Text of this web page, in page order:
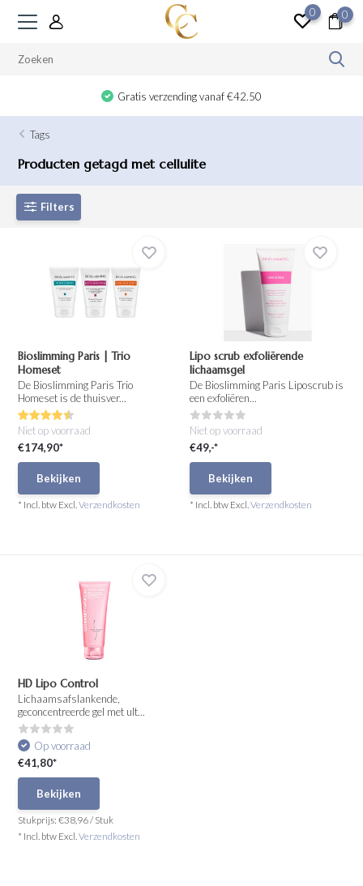
0 0
Gratis verzending vanaf €42.50
Tags
Producten getagd met cellulite
Filters
Bioslimming Paris | Trio
Homeset
De Bioslimming Paris Trio
Homeset is de thuisver...
Niet op voorraad
€174,90*
Bekijken
* Incl. btw Excl.Verzendkosten
Lipo scrub exfoliërende
lichaamsgel
De Bioslimming Paris Liposcrub is
een exfoliëren...
Niet op voorraad
€49,-*
Bekijken
* Incl. btw Excl.Verzendkosten
HD Lipo Control
Lichaamsafslankende,
geconcentreerde gel met ult...
Op voorraad
€41,80*
Bekijken
Stukprijs:€38,96/ Stuk
* Incl. btw Excl.Verzendkosten